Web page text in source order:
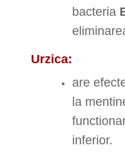
bacteria
Urzica:
are
la
inferior.